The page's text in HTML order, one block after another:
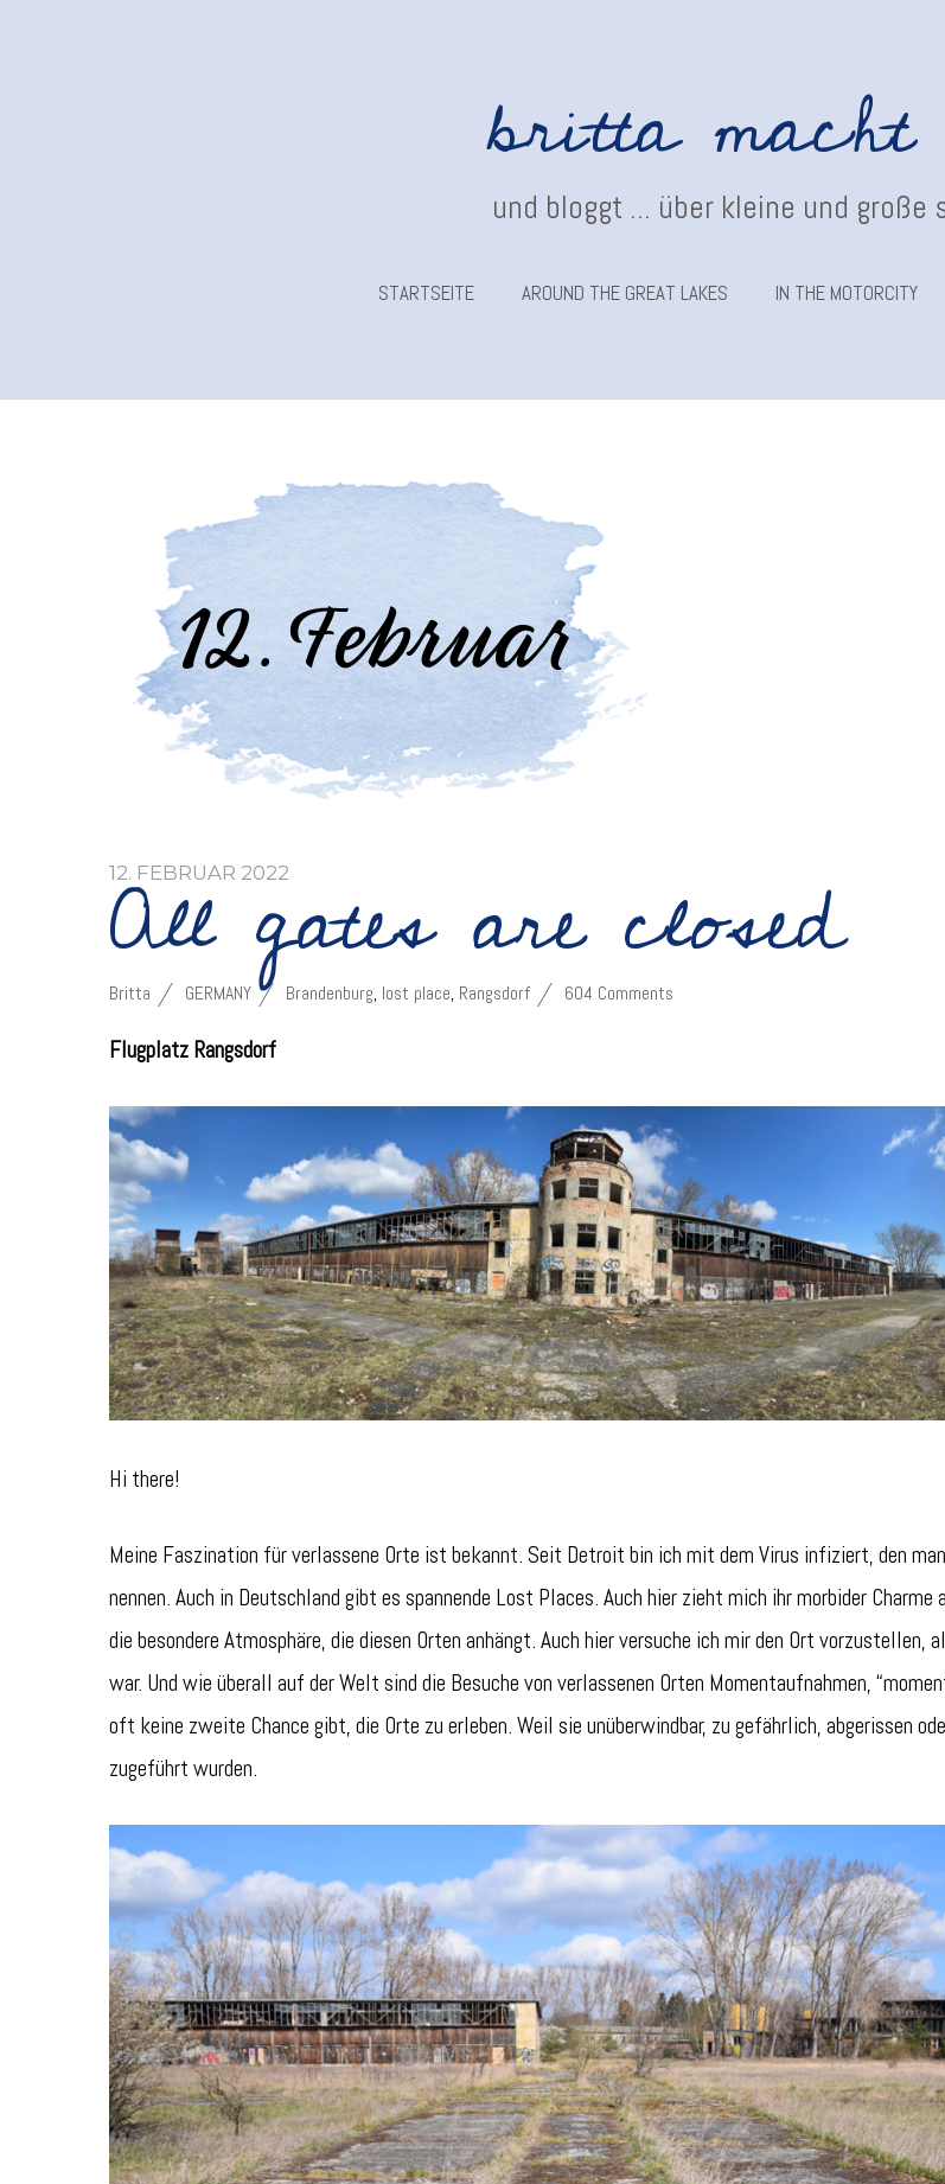
britta
und bloggt ... über kleine und große
STARTSEITE AROUND THE GREAT LAKES IN THE MOTORCITY
12. FEBRUAR 2022
All gates are closed
Britta GERMANY Brandenburg, lost place, Rangsdorf 604 Comments
Flugplatz Rangsdorf
Hi there!
Meine Faszination für verlassene Orte ist bekannt. Seit Detroit bin ich mit dem Virus infiziert, den
nennen. Auch in Deutschland gibt es spannende Lost Places. Auch hier zieht mich ihr morbider Charme
die besondere Atmosphäre, die diesen Orten anhängt. Auch hier versuche ich mir den Ort vorzustellen,
war. Und wie überall auf der Welt sind die Besuche von verlassenen Orten Momentaufnahmen,
oft keine zweite Chance gibt, die Orte zu erleben. Weil sie unüberwindbar, zu gefährlich, abgerissen
zugeführt wurden.